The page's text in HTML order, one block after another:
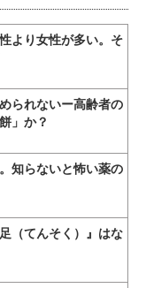
より女性が多い。そ
られないー高齢者の
」か？
知らないと怖い薬の
（てんそく）』はな